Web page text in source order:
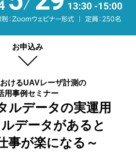
お申込み
けるUAVレーザ計測の
用事例セミナー
ルデータの実運用
データがあると
事が楽になる～